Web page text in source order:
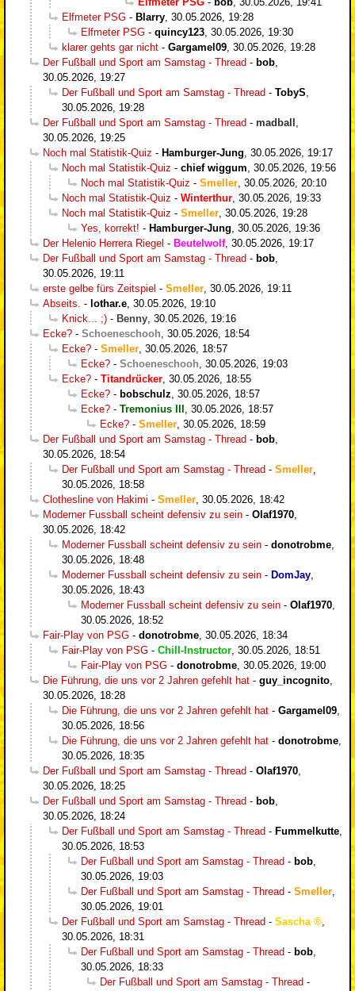
Elfmeter PSG - Blarry 30.05.2026, 19:28
Elfmeter PSG - quincy123 30.05.2026, 19:30
klarer gehts gar nicht - Gargamel09 30.05.2026, 19:28
Der Fußball und Sport am Samstag - Thread - bob
30.05.2026, 19:27
Der Fußball und Sport am Samstag - Thread - TobyS
30.05.2026, 19:28
Der Fußball und Sport am Samstag - Thread - madball
30.05.2026, 19:25
Noch mal Statistik-Quiz - Hamburger-Jung 30.05.2026, 19:17
Noch mal Statistik-Quiz - chief wiggum 30.05.2026, 19:56
Noch mal Statistik-Quiz - Smeller 30.05.2026, 20:10
Noch mal Statistik-Quiz - Winterthur 30.05.2026, 19:33
Noch mal Statistik-Quiz - Smeller 30.05.2026, 19:28
Yes, korrekt! - Hamburger-Jung 30.05.2026, 19:36
Der Helenio Herrera Riegel - Beutelwolf, 30.05.2026, 19:17
Der Fußball und Sport am Samstag - Thread - bob
30.05.2026, 19:11
erste gelbe fürs Zeitspiel - Smeller 30.05.2026, 19:11
Abseits. - lothar.e 30.05.2026, 19:10
Knick... ;) - Benny 30.05.2026, 19:16
Ecke? - Schoeneschooh 30.05.2026, 18:54
Ecke? - Smeller 30.05.2026, 18:57
Ecke? - Schoeneschooh 30.05.2026, 19:03
Ecke? - Titandrücker 30.05.2026, 18:55
Ecke? - bobschulz 30.05.2026, 18:57
Ecke? - Tremonius III
30.05.2026, 18:57
Ecke? - Smeller 30.05.2026, 18:59
Der Fußball und Sport am Samstag - Thread - bob
30.05.2026, 18:54
Der Fußball und Sport am Samstag - Thread - Smeller
30.05.2026, 18:58
Clothesline von Hakimi - Smeller 30.05.2026, 18:42
Moderner Fussball scheint defensiv zu sein - Olaf1970
30.05.2026, 18:42
Moderner Fussball scheint defensiv zu sein - donotrobme
30.05.2026, 18:48
Moderner Fussball scheint defensiv zu sein - DomJay
30.05.2026, 18:43
Moderner Fussball scheint defensiv zu sein - Olaf1970
30.05.2026, 18:52
Fair-Play von PSG - donotrobme 30.05.2026, 18:34
Fair-Play von PSG - Chill-Instructor 30.05.2026, 18:51
Fair-Play von PSG - donotrobme 30.05.2026, 19:00
Die Führung, die uns vor 2 Jahren gefehlt hat - guy_incognito
30.05.2026, 18:28
Die Führung, die uns vor 2 Jahren gefehlt hat - Gargamel09
30.05.2026, 18:56
Die Führung, die uns vor 2 Jahren gefehlt hat - donotrobme
30.05.2026, 18:35
Der Fußball und Sport am Samstag - Thread - Olaf1970
30.05.2026, 18:25
Der Fußball und Sport am Samstag - Thread - bob
30.05.2026, 18:24
Der Fußball und Sport am Samstag - Thread - Fummelkutte
30.05.2026, 18:53
Der Fußball und Sport am Samstag - Thread - bob
30.05.2026, 19:03
Der Fußball und Sport am Samstag - Thread - Smeller
30.05.2026, 19:01
Der Fußball und Sport am Samstag - Thread - Sascha
30.05.2026, 18:31
Der Fußball und Sport am Samstag - Thread - bob
30.05.2026, 18:33
Der Fußball und Sport am Samstag - Thread -